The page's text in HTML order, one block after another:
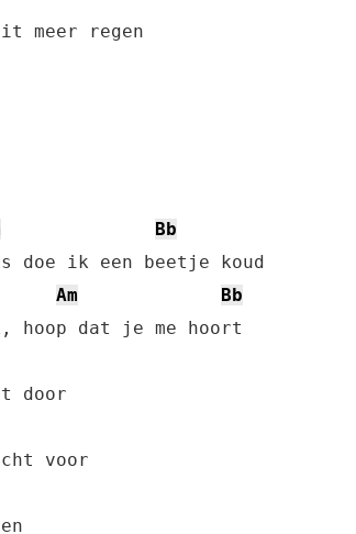
meer regen
Bb
doe ik een beetje koud
Am
Bb
hoop dat je me hoort